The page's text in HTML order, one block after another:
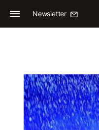
Newsletter